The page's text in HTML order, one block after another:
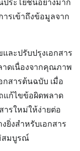
รเข้าถึงข้อมูลจาก
ละปรับปรุงเอกสาร
ดเนื่องจากคุณภาพ
กสารต้นฉบับ เมื่อ
แก้ไขข้อผิดพลาด
ารใหม่ให้ง่ายต่อ
ยิ่งสำหรับเอกสาร
สมบูรณ์